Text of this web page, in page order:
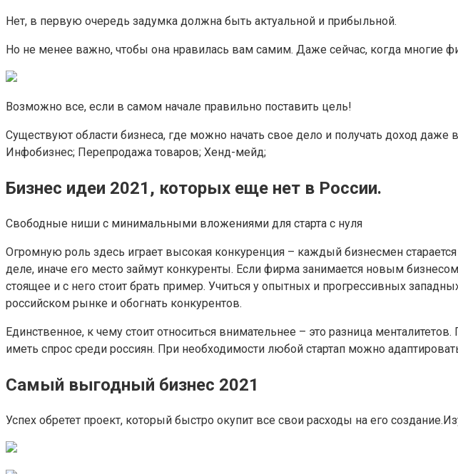
Нет, в первую очередь задумка должна быть актуальной и прибыльной.
Но не менее важно, чтобы она нравилась вам самим. Даже сейчас, когда многие
Возможно все, если в самом начале правильно поставить цель!
Существуют области бизнеса, где можно начать свое дело и получать доход
Инфобизнес; Перепродажа товаров; Хенд-мейд;
Бизнес идеи 2021, которых еще нет в России.
Свободные ниши с минимальными вложениями для старта с нуля
Огромную роль здесь играет высокая конкуренция – каждый бизнесмен
деле, иначе его место займут конкуренты. Если фирма занимается новым
стоящее и с него стоит брать пример. Учиться у опытных и прогрессивных
российском рынке и обогнать конкурентов.
Единственное, к чему стоит относиться внимательнее – это разница
иметь спрос среди россиян. При необходимости любой стартап можно
Самый выгодный бизнес 2021
Успех обретет проект, который быстро окупит все свои расходы на его